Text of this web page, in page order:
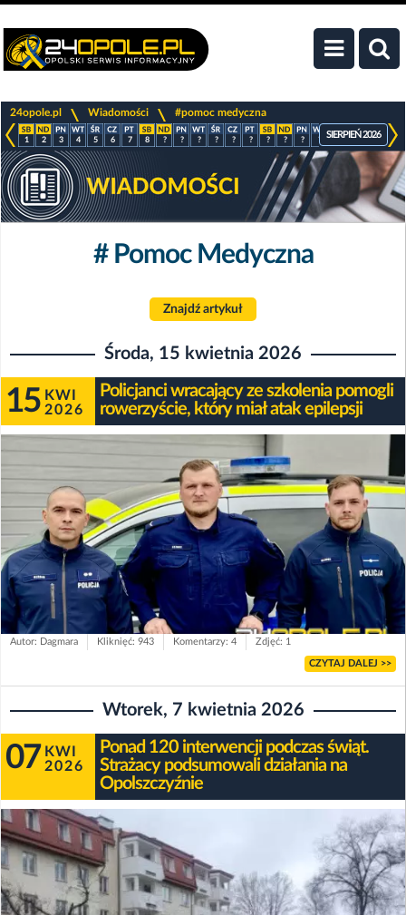
24opole.pl Wiadomości #pomoc medyczna
1 2 3 4 5 6 7 8 ? ? ? ? ? ? ? ? ? ? ? ? ?
SIERPIEŃ 2026
# Pomoc Medyczna
Znajdź artykuł
Środa, 15 kwietnia 2026
15 KWI
2026
Policjanci wracający ze szkolenia pomogli
rowerzyście, który miał atak epilepsji
Autor: Dagmara Kliknięć: 943 Komentarzy: 4 Zdjęć: 1
CZYTAJ DALEJ >>
Wtorek, 7 kwietnia 2026
07 KWI
2026
Ponad 120 interwencji podczas świąt.
Strażacy podsumowali działania na
Opolszczyźnie